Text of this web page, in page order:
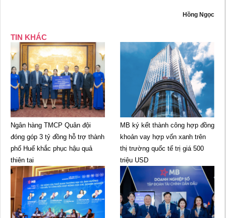
Hồng Ngọc
TIN KHÁC
Ngân hàng TMCP Quân đội
đóng góp 3 tỷ đồng hỗ trợ thành
phố Huế khắc phục hậu quả
thiên tai
MB ký kết thành công hợp đồng
khoản vay hợp vốn xanh trên
thị trường quốc tế trị giá 500
triệu USD